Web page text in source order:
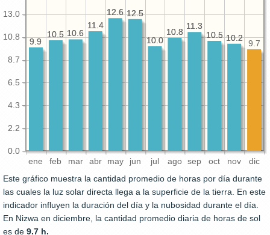
ene feb mar abr may jun jul ago sep oct nov dic
0.0
2.2
4.3
6.5
8.7
10.8
13.0
10.2
10.5
11.3
10.8
10.0
12.5
12.6
11.4
10.6
10.5
9.9 9.7
10.2
10.5
11.3
10.8
10.0
12.5
12.6
11.4
10.6
10.5
9.9
Este gráfico muestra la cantidad promedio de horas por día durante
las cuales la luz solar directa llega a la superficie de la tierra. En este
indicador influyen la duración del día y la nubosidad durante el día.
En Nizwa en diciembre, la cantidad promedio diaria de horas de sol
es de 9.7 h.